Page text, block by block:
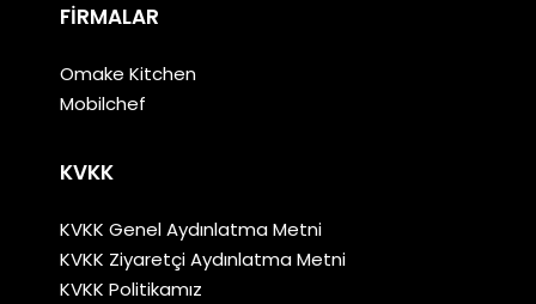
FIRMALAR
Omake Kitchen
Mobilchef
KVKK
KVKK Genel Aydınlatma Metni
KVKK Ziyaretçi Aydınlatma Metni
KVKK Politikamız